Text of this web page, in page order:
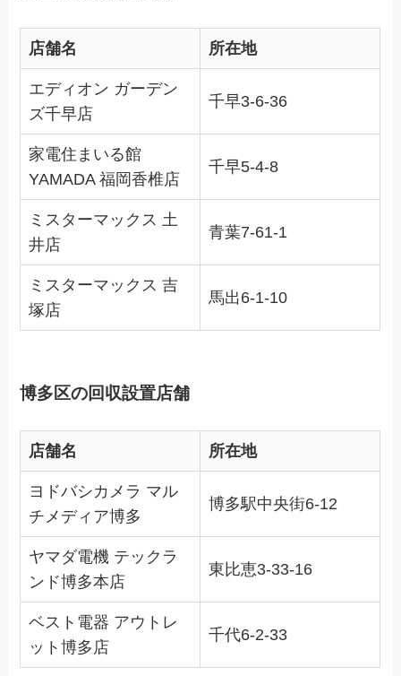
店舗名 所在地
エディオン ガーデン
ズ千早店
千早3-6-36
家電住まいる館
YAMADA 福岡香椎店
千早5-4-8
ミスターマックス 土
井店
青葉7-61-1
ミスターマックス 吉
塚店
馬出6-1-10
博多区の回収設置店舗
店舗名 所在地
ヨドバシカメラ マル
チメディア博多
博多駅中央街6-12
ヤマダ電機 テックラ
ンド博多本店
東比恵3-33-16
ベスト電器 アウトレ
ット博多店
千代6-2-33